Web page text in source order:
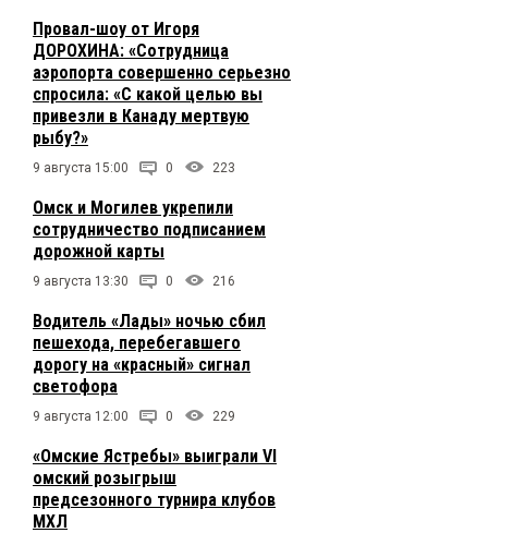
Провал-шоу от Игоря
ДОРОХИНА: «Сотрудница
аэропорта совершенно серьезно
спросила: «С какой целью вы
привезли в Канаду мертвую
рыбу?»
9 августа 15:00 0 223
Омск и Могилев укрепили
сотрудничество подписанием
дорожной карты
9 августа 13:30 0 216
Водитель «Лады» ночью сбил
пешехода, перебегавшего
дорогу на «красный» сигнал
светофора
9 августа 12:00 0 229
«Омские Ястребы» выиграли VI
омский розыгрыш
предсезонного турнира клубов
МХЛ